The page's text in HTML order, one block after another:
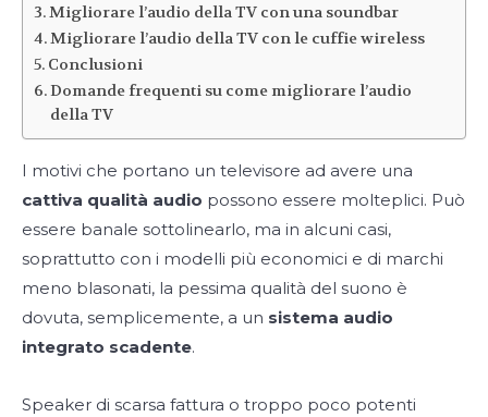
Migliorare l’audio della TV con una soundbar
Migliorare l’audio della TV con le cuffie wireless
Conclusioni
Domande frequenti su come migliorare l’audio
della TV
I motivi che portano un televisore ad avere una
cattiva qualità audio possono essere molteplici. Può
essere banale sottolinearlo, ma in alcuni casi,
soprattutto con i modelli più economici e di marchi
meno blasonati, la pessima qualità del suono è
dovuta, semplicemente, a un sistema audio
integrato scadente.
Speaker di scarsa fattura o troppo poco potenti